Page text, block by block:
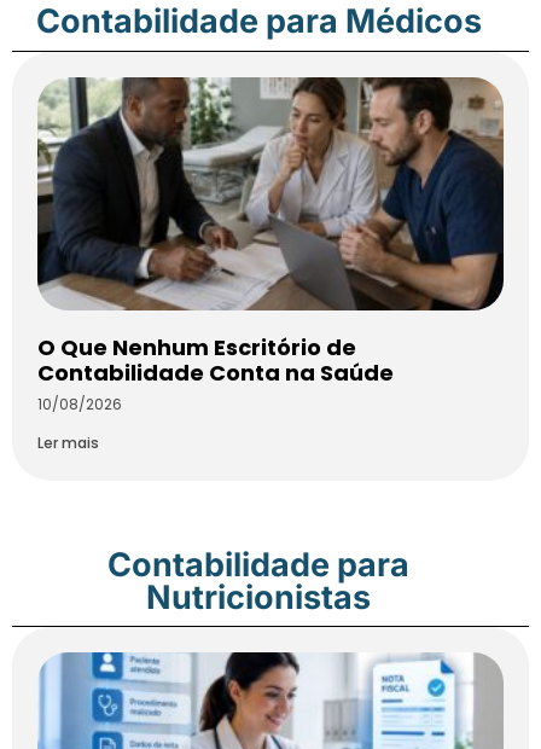
Contabilidade para Médicos
O Que Nenhum Escritório de
Contabilidade Conta na Saúde
10/08/2026
Ler mais
Contabilidade para
Nutricionistas